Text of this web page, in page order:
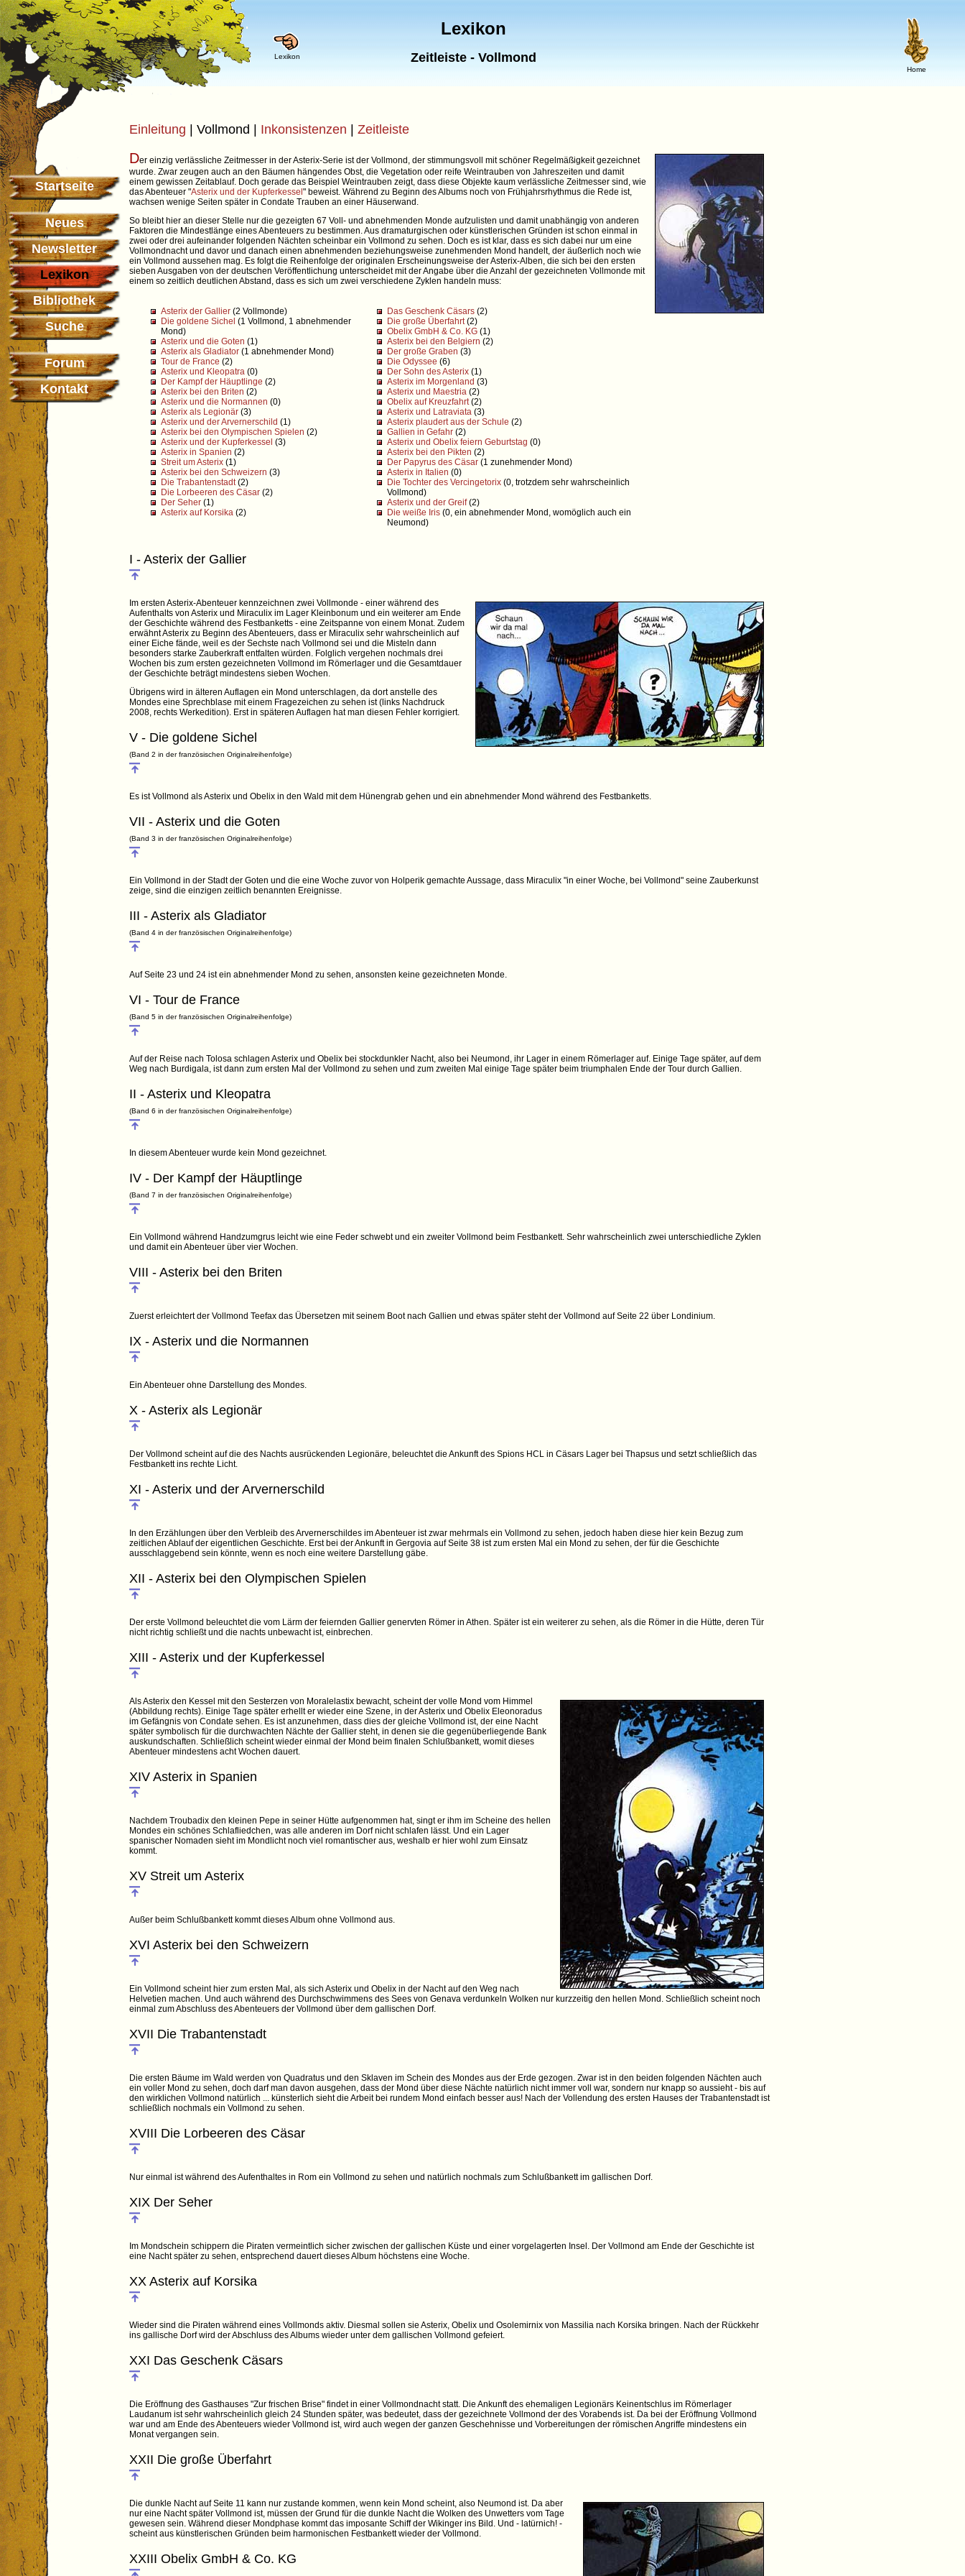
Lexikon
Home
Lexikon
Zeitleiste - Vollmond
Startseite
Neues
Newsletter
Lexikon
Bibliothek
Suche
Forum
Kontakt
Einleitung | Vollmond | Inkonsistenzen Zeitleiste
Der einzig verlässliche Zeitmesser in der Asterix-Serie ist der Vollmond, der stimmungsvoll mit schöner Regelmäßigkeit gezeichnet
wurde. Zwar zeugen auch an den Bäumen hängendes Obst, die Vegetation oder reife Weintrauben von Jahreszeiten und damit
einem gewissen Zeitablauf. Doch gerade das Beispiel Weintrauben zeigt, dass diese Objekte kaum verlässliche Zeitmesser sind, wie
das Abenteuer "Asterix und der Kupferkessel " beweist. Während zu Beginn des Albums noch von Frühjahrsrhythmus die Rede ist,
wachsen wenige Seiten später in Condate Trauben an einer Häuserwand.
So bleibt hier an dieser Stelle nur die gezeigten 67 Voll- und abnehmenden Monde aufzulisten und damit unabhängig von anderen
Faktoren die Mindestlänge eines Abenteuers zu bestimmen. Aus dramaturgischen oder künstlerischen Gründen ist schon einmal in
zwei oder drei aufeinander folgenden Nächten scheinbar ein Vollmond zu sehen. Doch es ist klar, dass es sich dabei nur um eine
Vollmondnacht und davor und danach einen abnehmenden beziehungsweise zunehmenden Mond handelt, der äußerlich noch wie
ein Vollmond aussehen mag. Es folgt die Reihenfolge der originalen Erscheinungsweise der Asterix-Alben, die sich bei den ersten
sieben Ausgaben von der deutschen Veröffentlichung unterscheidet mit der Angabe über die Anzahl der gezeichneten Vollmonde mit
einem so zeitlich deutlichen Abstand, dass es sich um zwei verschiedene Zyklen handeln muss:
Asterix der Gallier (2 Vollmonde)
Die goldene Sichel (1 Vollmond, 1 abnehmender
Mond)
Asterix und die Goten (1)
Asterix als Gladiator (1 abnehmender Mond)
Tour de France (2)
Asterix und Kleopatra (0)
Der Kampf der Häuptlinge (2)
Asterix bei den Briten (2)
Asterix und die Normannen (0)
Asterix als Legionär (3)
Asterix und der Arvernerschild (1)
Asterix bei den Olympischen Spielen (2)
Asterix und der Kupferkessel (3)
Asterix in Spanien (2)
Streit um Asterix (1)
Asterix bei den Schweizern (3)
Die Trabantenstadt(2)
Die Lorbeeren des Cäsar (2)
Der Seher (1)
Asterix auf Korsika (2)
Das Geschenk Cäsars (2)
Die große Überfahrt(2)
Obelix GmbH & Co. KG (1)
Asterix bei den Belgiern (2)
Der große Graben (3)
Die Odyssee (6)
Der Sohn des Asterix (1)
Asterix im Morgenland (3)
Asterix und Maestria (2)
Obelix auf Kreuzfahrt(2)
Asterix und Latraviata (3)
Asterix plaudert aus der Schule (2)
Gallien in Gefahr (2)
Asterix und Obelix feiern Geburtstag (0)
Asterix bei den Pikten (2)
Der Papyrus des Cäsar (1 zunehmender Mond)
Asterix in Italien (0)
Die Tochter des Vercingetorix (0, trotzdem sehr wahrscheinlich
Vollmond)
Asterix und der Greif(2)
Die weiße Iris (0, ein abnehmender Mond, womöglich auch ein
Neumond)
I - Asterix der Gallier
Im ersten Asterix-Abenteuer kennzeichnen zwei Vollmonde - einer während des
Aufenthalts von Asterix und Miraculix im Lager Kleinbonum und ein weiterer am Ende
der Geschichte während des Festbanketts - eine Zeitspanne von einem Monat. Zudem
erwähnt Asterix zu Beginn des Abenteuers, dass er Miraculix sehr wahrscheinlich auf
einer Eiche fände, weil es der Sechste nach Vollmond sei und die Misteln dann
besonders starke Zauberkraft entfalten würden. Folglich vergehen nochmals drei
Wochen bis zum ersten gezeichneten Vollmond im Römerlager und die Gesamtdauer
der Geschichte beträgt mindestens sieben Wochen.
Übrigens wird in älteren Auflagen ein Mond unterschlagen, da dort anstelle des
Mondes eine Sprechblase mit einem Fragezeichen zu sehen ist (links Nachdruck
2008, rechts Werkedition). Erst in späteren Auflagen hat man diesen Fehler korrigiert.
V - Die goldene Sichel
(Band 2 in der französischen Originalreihenfolge)
Es ist Vollmond als Asterix und Obelix in den Wald mit dem Hünengrab gehen und ein abnehmender Mond während des Festbanketts.
VII - Asterix und die Goten
(Band 3 in der französischen Originalreihenfolge)
Ein Vollmond in der Stadt der Goten und die eine Woche zuvor von Holperik gemachte Aussage, dass Miraculix "in einer Woche, bei Vollmond" seine Zauberkunst
zeige, sind die einzigen zeitlich benannten Ereignisse.
III - Asterix als Gladiator
(Band 4 in der französischen Originalreihenfolge)
Auf Seite 23 und 24 ist ein abnehmender Mond zu sehen, ansonsten keine gezeichneten Monde.
VI - Tour de France
(Band 5 in der französischen Originalreihenfolge)
Auf der Reise nach Tolosa schlagen Asterix und Obelix bei stockdunkler Nacht, also bei Neumond, ihr Lager in einem Römerlager auf. Einige Tage später, auf dem
Weg nach Burdigala, ist dann zum ersten Mal der Vollmond zu sehen und zum zweiten Mal einige Tage später beim triumphalen Ende der Tour durch Gallien.
II - Asterix und Kleopatra
(Band 6 in der französischen Originalreihenfolge)
In diesem Abenteuer wurde kein Mond gezeichnet.
IV - Der Kampf der Häuptlinge
(Band 7 in der französischen Originalreihenfolge)
Ein Vollmond während Handzumgrus leicht wie eine Feder schwebt und ein zweiter Vollmond beim Festbankett. Sehr wahrscheinlich zwei unterschiedliche Zyklen
und damit ein Abenteuer über vier Wochen.
VIII - Asterix bei den Briten
Zuerst erleichtert der Vollmond Teefax das Übersetzen mit seinem Boot nach Gallien und etwas später steht der Vollmond auf Seite 22 über Londinium.
IX - Asterix und die Normannen
Ein Abenteuer ohne Darstellung des Mondes.
X - Asterix als Legionär
Der Vollmond scheint auf die des Nachts ausrückenden Legionäre, beleuchtet die Ankunft des Spions HCL in Cäsars Lager bei Thapsus und setzt schließlich das
Festbankett ins rechte Licht.
XI - Asterix und der Arvernerschild
In den Erzählungen über den Verbleib des Arvernerschildes im Abenteuer ist zwar mehrmals ein Vollmond zu sehen, jedoch haben diese hier kein Bezug zum
zeitlichen Ablauf der eigentlichen Geschichte. Erst bei der Ankunft in Gergovia auf Seite 38 ist zum ersten Mal ein Mond zu sehen, der für die Geschichte
ausschlaggebend sein könnte, wenn es noch eine weitere Darstellung gäbe.
XII - Asterix bei den Olympischen Spielen
Der erste Vollmond beleuchtet die vom Lärm der feiernden Gallier genervten Römer in Athen. Später ist ein weiterer zu sehen, als die Römer in die Hütte, deren Tür
nicht richtig schließt und die nachts unbewacht ist, einbrechen.
XIII - Asterix und der Kupferkessel
Als Asterix den Kessel mit den Sesterzen von Moralelastix bewacht, scheint der volle Mond vom Himmel
(Abbildung rechts). Einige Tage später erhellt er wieder eine Szene, in der Asterix und Obelix Eleonoradus
im Gefängnis von Condate sehen. Es ist anzunehmen, dass dies der gleiche Vollmond ist, der eine Nacht
später symbolisch für die durchwachten Nächte der Gallier steht, in denen sie die gegenüberliegende Bank
auskundschaften. Schließlich scheint wieder einmal der Mond beim finalen Schlußbankett, womit dieses
Abenteuer mindestens acht Wochen dauert.
XIV Asterix in Spanien
Nachdem Troubadix den kleinen Pepe in seiner Hütte aufgenommen hat, singt er ihm im Scheine des hellen
Mondes ein schönes Schlafliedchen, was alle anderen im Dorf nicht schlafen lässt. Und ein Lager
spanischer Nomaden sieht im Mondlicht noch viel romantischer aus, weshalb er hier wohl zum Einsatz
kommt.
XV Streit um Asterix
Außer beim Schlußbankett kommt dieses Album ohne Vollmond aus.
XVI Asterix bei den Schweizern
Ein Vollmond scheint hier zum ersten Mal, als sich Asterix und Obelix in der Nacht auf den Weg nach
Helvetien machen. Und auch während des Durchschwimmens des Sees von Genava verdunkeln Wolken nur kurzzeitig den hellen Mond. Schließlich scheint noch
einmal zum Abschluss des Abenteuers der Vollmond über dem gallischen Dorf.
XVII Die Trabantenstadt
Die ersten Bäume im Wald werden von Quadratus und den Sklaven im Schein des Mondes aus der Erde gezogen. Zwar ist in den beiden folgenden Nächten auch
ein voller Mond zu sehen, doch darf man davon ausgehen, dass der Mond über diese Nächte natürlich nicht immer voll war, sondern nur knapp so aussieht - bis auf
den wirklichen Vollmond natürlich ... künsterlich sieht die Arbeit bei rundem Mond einfach besser aus! Nach der Vollendung des ersten Hauses der Trabantenstadt ist
schließlich nochmals ein Vollmond zu sehen.
XVIII Die Lorbeeren des Cäsar
Nur einmal ist während des Aufenthaltes in Rom ein Vollmond zu sehen und natürlich nochmals zum Schlußbankett im gallischen Dorf.
XIX Der Seher
Im Mondschein schippern die Piraten vermeintlich sicher zwischen der gallischen Küste und einer vorgelagerten Insel. Der Vollmond am Ende der Geschichte ist
eine Nacht später zu sehen, entsprechend dauert dieses Album höchstens eine Woche.
XX Asterix auf Korsika
Wieder sind die Piraten während eines Vollmonds aktiv. Diesmal sollen sie Asterix, Obelix und Osolemirnix von Massilia nach Korsika bringen. Nach der Rückkehr
ins gallische Dorf wird der Abschluss des Albums wieder unter dem gallischen Vollmond gefeiert.
XXI Das Geschenk Cäsars
Die Eröffnung des Gasthauses "Zur frischen Brise" findet in einer Vollmondnacht statt. Die Ankunft des ehemaligen Legionärs Keinentschlus im Römerlager
Laudanum ist sehr wahrscheinlich gleich 24 Stunden später, was bedeutet, dass der gezeichnete Vollmond der des Vorabends ist. Da bei der Eröffnung Vollmond
war und am Ende des Abenteuers wieder Vollmond ist, wird auch wegen der ganzen Geschehnisse und Vorbereitungen der römischen Angriffe mindestens ein
Monat vergangen sein.
XXII Die große Überfahrt
Die dunkle Nacht auf Seite 11 kann nur zustande kommen, wenn kein Mond scheint, also Neumond ist. Da aber
nur eine Nacht später Vollmond ist, müssen der Grund für die dunkle Nacht die Wolken des Unwetters vom Tage
gewesen sein. Während dieser Mondphase kommt das imposante Schiff der Wikinger ins Bild. Und - latürnich! -
scheint aus künstlerischen Gründen beim harmonischen Festbankett wieder der Vollmond.
XXIII Obelix GmbH & Co. KG